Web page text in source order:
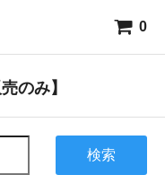
0
のみ】
検索